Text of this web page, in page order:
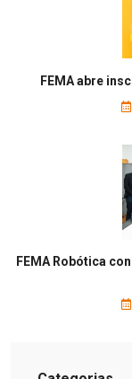
FEMA abre
FEMA Robótica